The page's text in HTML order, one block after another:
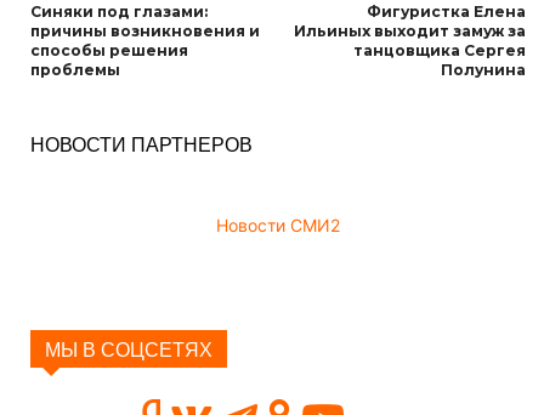
Синяки под глазами:
причины возникновения и
способы решения
проблемы
Фигуристка Елена
Ильиных выходит замуж за
танцовщика Сергея
Полунина
НОВОСТИ ПАРТНЕРОВ
Новости СМИ2
МЫ В СОЦСЕТЯХ